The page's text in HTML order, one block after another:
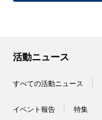
活動ニュース
すべての活動ニュース
イベント報告 特集